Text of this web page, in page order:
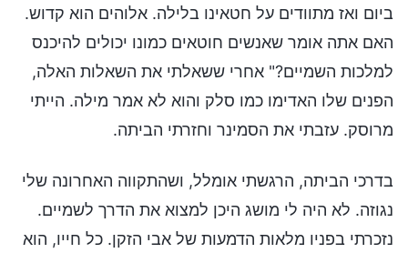
ביום ואז מתוודים על חטאינו בלילה. אלוהים הוא קדוש.
האם אתה אומר שאנשים חוטאים כמונו יכולים להיכנס
למלכות השמיים?" אחרי ששאלתי את השאלות האלה,
הפנים שלו האדימו כמו סלק והוא לא אמר מילה. הייתי
מרוסק. עזבתי את הסמינר וחזרתי הביתה.
בדרכי הביתה, הרגשתי אומלל, ושהתקווה האחרונה שלי
נגוזה. לא היה לי מושג היכן למצוא את הדרך לשמיים.
נזכרתי בפניו מלאות הדמעות של אבי הזקן. כל חייו, הוא